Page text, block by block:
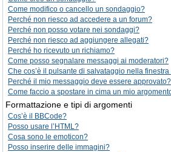
Come modifico o cancello un sondaggio?
Perché non riesco ad accedere a un forum?
Perché non posso votare nei sondaggi?
Perché non riesco ad aggiungere allegati?
Perché ho ricevuto un richiamo?
Come posso segnalare messaggi ai moderatori?
Che cos’è il pulsante di salvataggio nella
Perché il mio messaggio deve essere approvato?
Come faccio a spostare in cima un mio
Formattazione e tipi di argomenti
Cos’è il BBCode?
Posso usare l’HTML?
Cosa sono le emoticon?
Posso inserire delle immagini?